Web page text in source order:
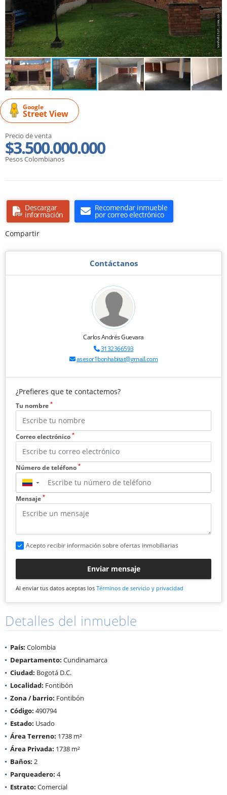
Google
Street View
Precio de venta
$3.500.000.000
Pesos Colombianos
Descargar
información
Recomendar inmueble
por correo electrónico
Compartir
Contáctanos
Carlos Andrés Guevara
3132366593
asesor1bonhabitat@gmail.com
¿Prefieres que te contactemos?
Tu nombre *
Correo electrónico *
Número de teléfono *
▼
Mensaje *
Acepto recibir información sobre ofertas inmobiliarias
Enviar mensaje
Al enviar tus datos aceptas los Términos de servicio y privacidad
Detalles del inmueble
País: Colombia
Departamento: Cundinamarca
Ciudad: Bogotá D.C.
Localidad: Fontibón
Zona / barrio: Fontibón
Código: 490794
Estado: Usado
Área Terreno: 1738 m²
Área Privada: 1738 m²
Baños: 2
Parqueadero: 4
Estrato: Comercial